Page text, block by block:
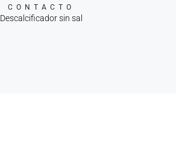
CONTACTO
Descalcificador sin sal